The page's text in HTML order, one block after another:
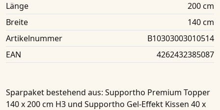
Länge
200 cm
Breite
140 cm
Artikelnummer
B10303003010514
EAN
4262432385087
Sparpaket bestehend aus: Supportho Premium Topper
140 x 200 cm H3 und Supportho Gel-Effekt Kissen 40 x